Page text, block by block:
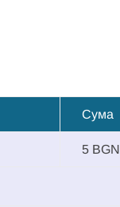
Сума
5 BGN